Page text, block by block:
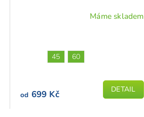
5
Máme skladem
od 699 Kč DETAIL
45 60